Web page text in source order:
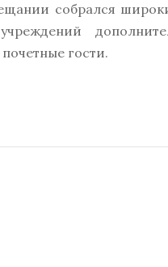
собрался
гости.